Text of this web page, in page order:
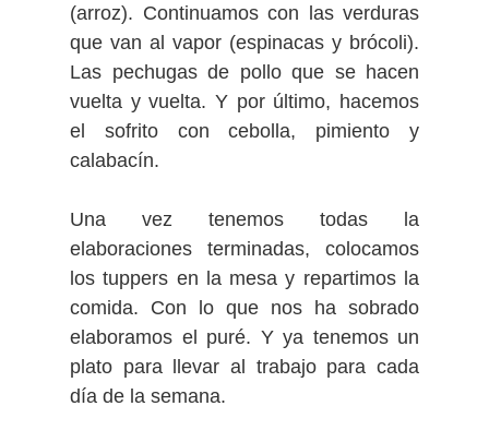
(arroz). Continuamos con las verduras
que van al vapor (espinacas y brócoli).
Las pechugas de pollo que se hacen
vuelta y vuelta. Y por último, hacemos
el sofrito con cebolla, pimiento y
calabacín.
Una vez tenemos todas la
elaboraciones terminadas, colocamos
los tuppers en la mesa y repartimos la
comida. Con lo que nos ha sobrado
elaboramos el puré. Y ya tenemos un
plato para llevar al trabajo para cada
día de la semana.